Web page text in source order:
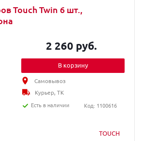
Touch Twin 6 шт.,
TOUCH
2 260 руб.
В корзину
Самовывоз
Курьер, ТК
Есть в наличии
Код: 1100616